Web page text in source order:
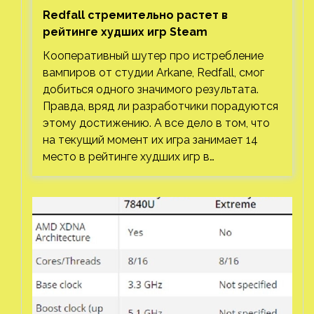
Redfall стремительно растет в
рейтинге худших игр Steam
Кооперативный шутер про истребление
вампиров от студии Arkane, Redfall, смог
добиться одного значимого результата.
Правда, вряд ли разработчики порадуются
этому достижению. А все дело в том, что
на текущий момент их игра занимает 14
место в рейтинге худших игр в…